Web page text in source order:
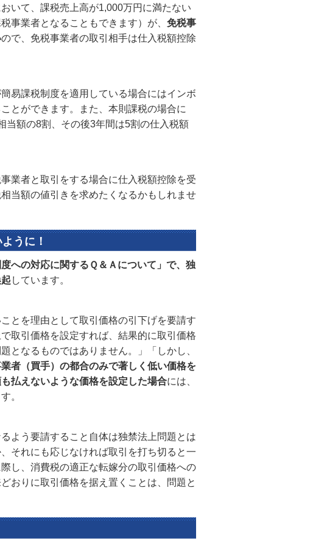
いて、課税売上高が1,000万円に満たない
事業者となることもできます）が、 免税事
ので、免税事業者の取引相手は仕入税額控除
易課税制度を適用している場合にはインボ
とができます。また、本則課税の場合に
当額の8割、その後3年間は5割の仕入税額
業者と取引をする場合に仕入税額控除を受
当額の値引きを求めたくなるかもしれませ
うに！
への対応に関するＱ＆Ａについて」で、独
しています。
とを理由として取引価格の引下げを要請す
取引価格を設定すれば、結果的に取引価格
となるものではありません。」「しかし、
者（買手）の都合のみで著しく低い価格を
払えないような価格を設定した場合には、
。
よう要請すること自体は独禁法上問題とは
それにも応じなければ取引を打ち切ると一
し、消費税の適正な転嫁分の取引価格への
おりに取引価格を据え置くことは、問題と